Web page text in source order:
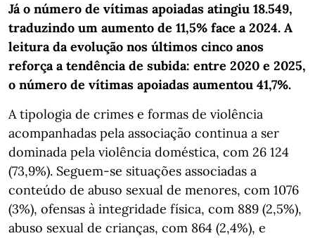
Já o número de vítimas apoiadas atingiu 18.549,
traduzindo um aumento de 11,5% face a 2024. A
leitura da evolução nos últimos cinco anos
reforça a tendência de subida: entre 2020 e 2025,
o número de vítimas apoiadas aumentou 41,7%.
A tipologia de crimes e formas de violência
acompanhadas pela associação continua a ser
dominada pela violência doméstica, com 26 124
(73,9%). Seguem-se situações associadas a
conteúdo de abuso sexual de menores, com 1076
(3%), ofensas à integridade física, com 889 (2,5%),
abuso sexual de crianças, com 864 (2,4%), e